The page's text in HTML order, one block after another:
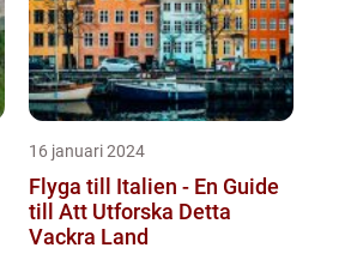
16 januari 2024
Flyga till Italien - En Guide
till Att Utforska Detta
Vackra Land